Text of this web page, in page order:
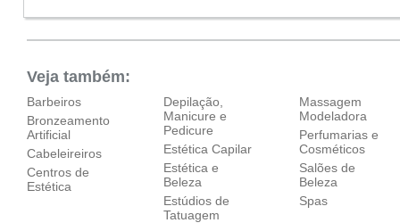
Veja também:
Barbeiros
Bronzeamento
Artificial
Cabeleireiros
Centros de
Estética
Depilação,
Manicure e
Pedicure
Estética Capilar
Estética e
Beleza
Estúdios de
Tatuagem
Massagem
Modeladora
Perfumarias e
Cosméticos
Salões de
Beleza
Spas